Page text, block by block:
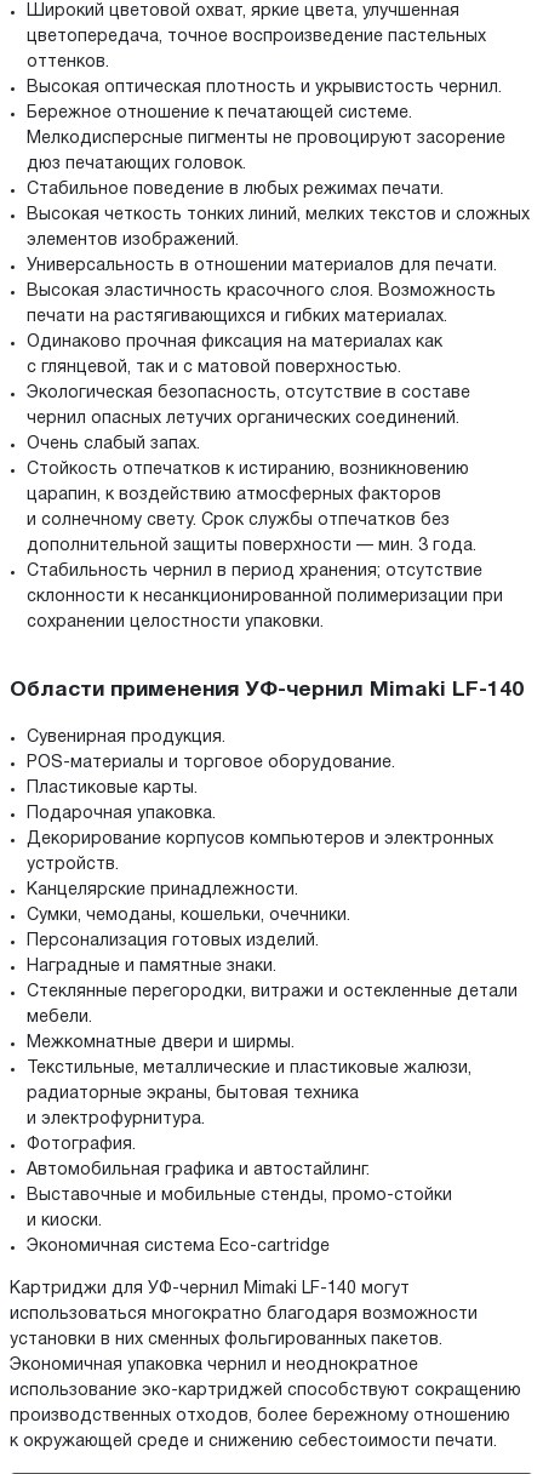
Широкий цветовой охват, яркие цвета, улучшенная
цветопередача, точное воспроизведение пастельных
оттенков.
Высокая оптическая плотность и укрывистость чернил.
Бережное отношение к печатающей системе.
Мелкодисперсные пигменты не провоцируют засорение
дюз печатающих головок.
Стабильное поведение в любых режимах печати.
Высокая четкость тонких линий, мелких текстов и сложных
элементов изображений.
Универсальность в отношении материалов для печати.
Высокая эластичность красочного слоя. Возможность
печати на растягивающихся и гибких материалах.
Одинаково прочная фиксация на материалах как
с глянцевой, так и с матовой поверхностью.
Экологическая безопасность, отсутствие в составе
чернил опасных летучих органических соединений.
Очень слабый запах.
Стойкость отпечатков к истиранию, возникновению
царапин, к воздействию атмосферных факторов
и солнечному свету. Срок службы отпечатков без
дополнительной защиты поверхности — мин. 3 года.
Стабильность чернил в период хранения; отсутствие
склонности к несанкционированной полимеризации при
сохранении целостности упаковки.
Области применения УФ-чернил Mimaki LF-140
Сувенирная продукция.
POS-материалы и торговое оборудование.
Пластиковые карты.
Подарочная упаковка.
Декорирование корпусов компьютеров и электронных
устройств.
Канцелярские принадлежности.
Сумки, чемоданы, кошельки, очечники.
Персонализация готовых изделий.
Наградные и памятные знаки.
Стеклянные перегородки, витражи и остекленные детали
мебели.
Межкомнатные двери и ширмы.
Текстильные, металлические и пластиковые жалюзи,
радиаторные экраны, бытовая техника
и электрофурнитура.
Фотография.
Автомобильная графика и автостайлинг.
Выставочные и мобильные стенды, промо-стойки
и киоски.
Экономичная система Eco-cartridge
Картриджи для УФ-чернил Mimaki LF-140 могут
использоваться многократно благодаря возможности
установки в них сменных фольгированных пакетов.
Экономичная упаковка чернил и неоднократное
использование эко-картриджей способствуют сокращению
производственных отходов, более бережному отношению
к окружающей среде и снижению себестоимости печати.